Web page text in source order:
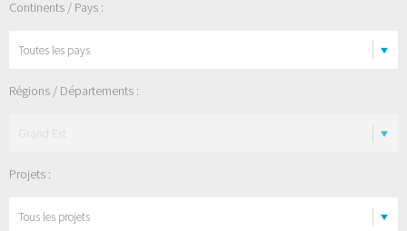
Continents / Pays :
Régions / Départements :
Projets :